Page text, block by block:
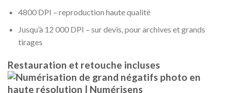
4800 DPI – reproduction haute qualité
Jusqu’à 12 000 DPI – sur devis, pour archives et grands
tirages
Restauration et retouche incluses